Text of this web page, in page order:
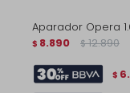
Aparador Opera
$ 8.890 $ 12.890
$